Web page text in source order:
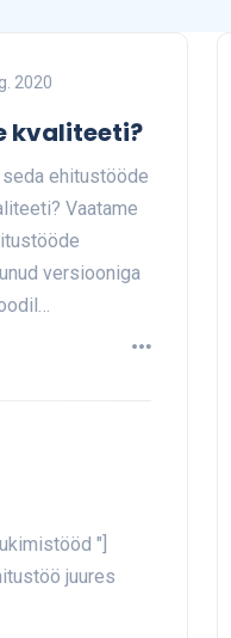
2020
kvaliteeti?
ehitustööde
Vaatame
versiooniga
"]
juures